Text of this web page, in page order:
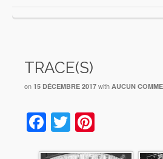
TRACE(S)
on 15 DÉCEMBRE 2017 with AUCUN
Facebook
Twitter